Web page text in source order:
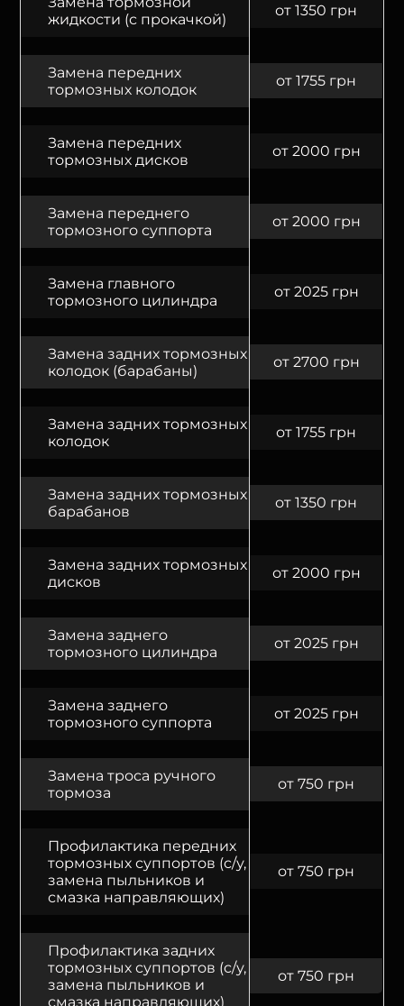
жидкости (с прокачкой)
от 1350 грн
Замена передних
тормозных колодок
от 1755 грн
Замена передних
тормозных дисков
от 2000 грн
Замена переднего
тормозного суппорта
от 2000 грн
Замена главного
тормозного цилиндра
от 2025 грн
Замена задних тормозных
колодок (барабаны)
от 2700 грн
Замена задних тормозных
колодок
от 1755 грн
Замена задних тормозных
барабанов
от 1350 грн
Замена задних тормозных
дисков
от 2000 грн
Замена заднего
тормозного цилиндра
от 2025 грн
Замена заднего
тормозного суппорта
от 2025 грн
Замена троса ручного
тормоза
от 750 грн
Профилактика передних
тормозных суппортов (с/у,
замена пыльников и
смазка направляющих)
от 750 грн
Профилактика задних
тормозных суппортов (с/у,
замена пыльников и
смазка направляющих)
от 750 грн